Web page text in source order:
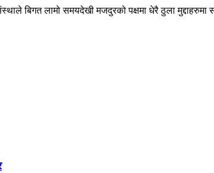
बिगत लामो समयदेखी मजदुरको पक्षमा धेरै ठुला